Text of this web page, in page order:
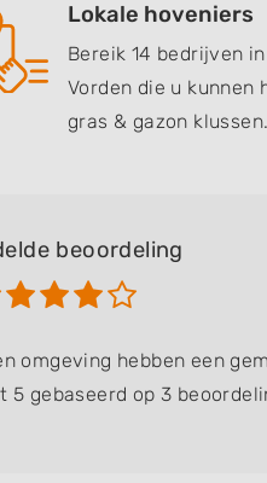
Lokale hoveniers
Bereik 14 bedrijven
Vorden die u kunnen
gras & gazon klussen.
beoordeling
omgeving hebben een
5 gebaseerd op 3